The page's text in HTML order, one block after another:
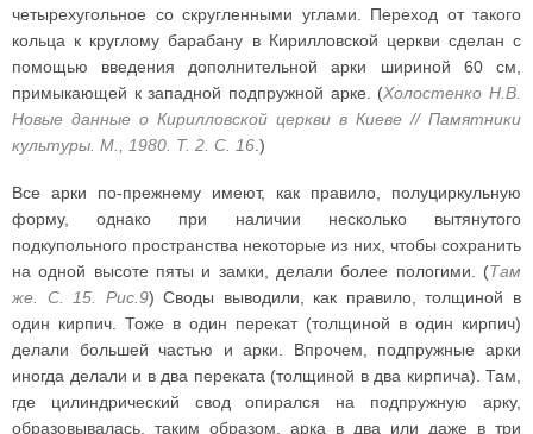
четырехугольное со скругленными углами. Переход от такого
кольца к круглому барабану в Кирилловской церкви сделан с
помощью введения дополнительной арки шириной 60 см,
примыкающей к западной подпружной арке. (Холостенко Н.В.
Новые данные о Кирилловской церкви в Киеве // Памятники
культуры. М., 1980. Т. 2. С. 16 .)
Все арки по-прежнему имеют, как правило, полуциркульную
форму, однако при наличии несколько вытянутого
подкупольного пространства некоторые из них, чтобы сохранить
на одной высоте пяты и замки, делали более пологими. (Там
же. С. 15. Рис.9) Своды выводили, как правило, толщиной в
один кирпич. Тоже в один перекат (толщиной в один кирпич)
делали большей частью и арки. Впрочем, подпружные арки
иногда делали и в два переката (толщиной в два кирпича). Там,
где цилиндрический свод опирался на подпружную арку,
образовывалась, таким образом, арка в два или даже в три